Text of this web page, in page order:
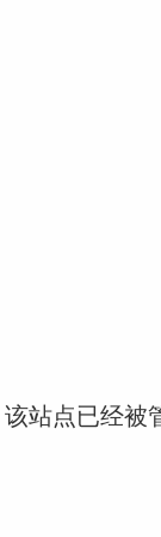
站点已经被